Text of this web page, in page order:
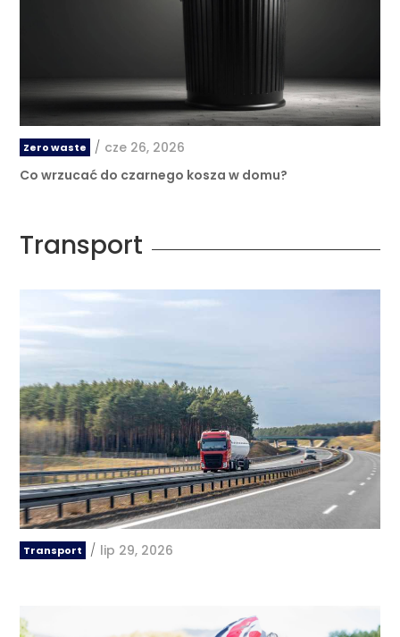
Zero waste / cze 26, 2026
Co wrzucać do czarnego kosza w domu?
Transport
Transport / lip 29, 2026